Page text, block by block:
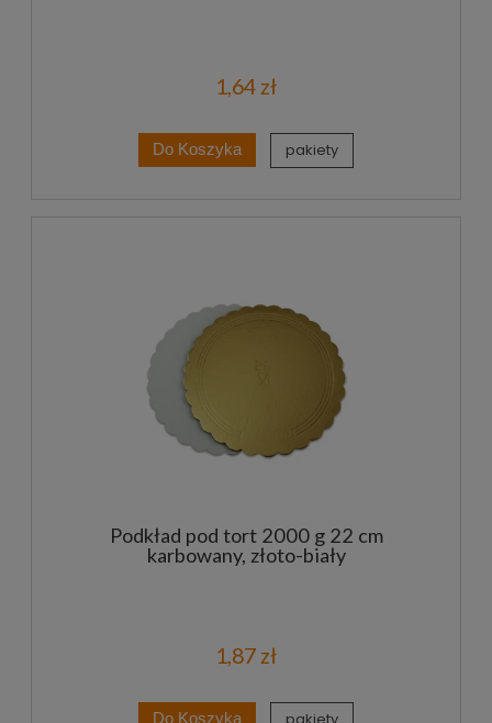
1,64 zł
Do Koszyka pakiety
Podkład pod tort 2000 g 22 cm
karbowany, złoto-biały
1,87 zł
Do Koszyka pakiety